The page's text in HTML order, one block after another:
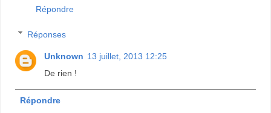
Répondre
Réponses
Unknown 13 juillet, 2013 12:25
De rien !
Répondre